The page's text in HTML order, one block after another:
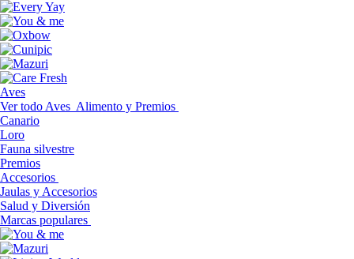
Aves
Ver todo Aves Alimento y Premios
Canario
Loro
Fauna silvestre
Premios
Accesorios
Jaulas y Accesorios
Salud y Diversión
Marcas populares